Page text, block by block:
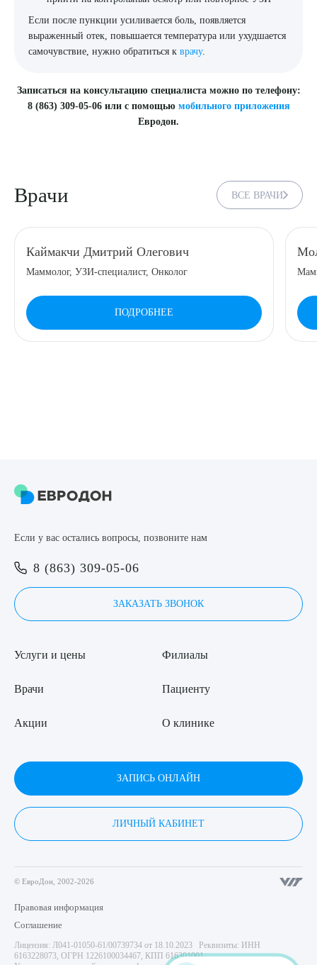
Если после пункции усиливается боль, появляется
выраженный отек, повышается температура или ухудшается
самочувствие, нужно обратиться кврачу.
Записаться на консультацию специалиста можно по телефону:
8 (863) 309-05-06 или с помощью мобильного приложения
Евродон.
Врачи ВСЕ ВРАЧИ
Каймакчи Дмитрий Олегович
Маммолог, УЗИ-специалист, Онколог
ПОДРОБНЕЕ
Если у вас остались вопросы, позвоните нам
8 (863) 309-05-06
ЗАКАЗАТЬ ЗВОНОК
Услуги и цены
Врачи
Акции
Филиалы
Пациенту
О клинике
ЗАПИСЬ ОНЛАЙН
ЛИЧНЫЙ КАБИНЕТ
© ЕвроДон, 2002-2026
Правовая информация
Соглашение
Лицензия: Л041-01050-61/00739734 от 18.10.2023 Реквизиты: ИНН
6163228073, ОГРН 1226100034467, КПП 616301001